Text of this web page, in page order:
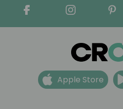
Apple Store